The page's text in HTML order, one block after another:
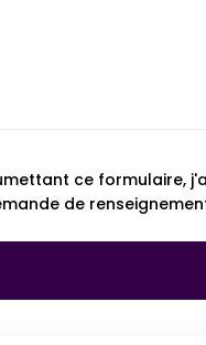
ce formulaire,
de